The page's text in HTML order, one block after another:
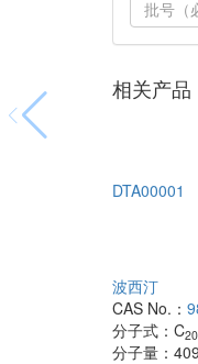
相关产品
DTA00001
波西汀
CAS No.：
分子式： C20
分子量：